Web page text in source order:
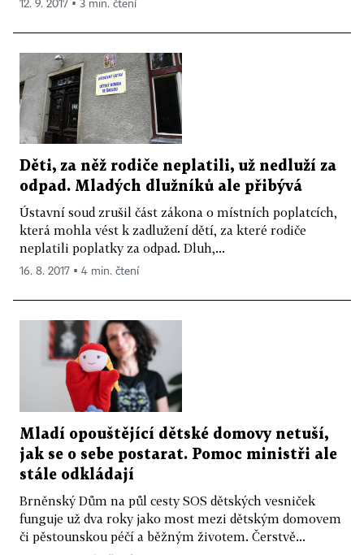
12. 9. 2017 ▪ 3 min. čtení
Děti, za něž rodiče neplatili, už nedluží za
odpad. Mladých dlužníků ale přibývá
Ústavní soud zrušil část zákona o místních poplatcích,
která mohla vést k zadlužení dětí, za které rodiče
neplatili poplatky za odpad. Dluh,...
16. 8. 2017 ▪ 4 min. čtení
Mladí opouštějící dětské domovy netuší,
jak se o sebe postarat. Pomoc ministři ale
stále odkládají
Brněnský Dům na půl cesty SOS dětských vesniček
funguje už dva roky jako most mezi dětským domovem
či pěstounskou péčí a běžným životem. Čerstvě...